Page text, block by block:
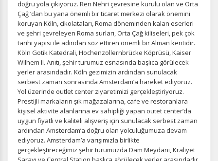
doğru yola çıkıyoruz. Ren Nehri çevresine kurulu olan ve Orta
Çağ ‘dan bu yana önemli bir ticaret merkezi olarak önemini
koruyan Köln, çikolataları, Roma döneminden kalan eserleri
ve şehri çevreleyen Roma surları, Orta Çağ kiliseleri, pek çok
tarihi yapısı ile adından söz ettiren önemli bir Alman kentidir.
Köln Gotik Katedrali, Hochenzollernbrücke Köprüsü, Kaiser
Wilhem II. Anıtı, şehir turumuz esnasında başlıca görülecek
yerler arasındadır. Köln gezimizin ardından sunulacak
serbest zaman sonrasında Amsterdam’a hareket ediyoruz.
Yol üzerinde outlet center ziyaretimizi gerçekleştiriyoruz.
Prestijli markaların şık mağazalarına, cafe ve restoranlara
kişisel aktivite alanlarına ev sahipliği yapan outet center’da
uygun fiyatlı ve kaliteli alışveriş için sunulacak serbest zaman
ardından Amsterdam’a doğru olan yolculuğumuza devam
ediyoruz. Amsterdam’a varışımızla birlikte
gerçekleştireceğimiz şehir turumuzda Dam Meydanı, Kraliyet